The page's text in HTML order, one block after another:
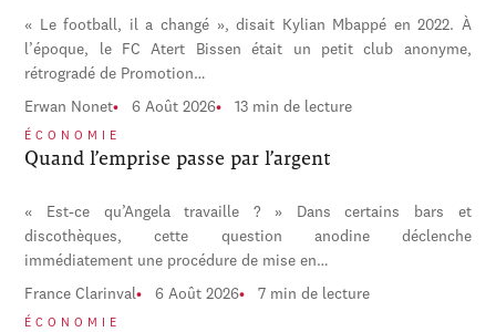
« Le football, il a changé », disait Kylian Mbappé en 2022. À
l’époque, le FC Atert Bissen était un petit club anonyme,
rétrogradé de Promotion…
Erwan Nonet 6 Août 2026 13 min de lecture
ÉCONOMIE
Quand l’emprise passe par l’argent
« Est-ce qu’Angela travaille ? » Dans certains bars et
discothèques, cette question anodine déclenche
immédiatement une procédure de mise en…
France Clarinval 6 Août 2026 7 min de lecture
ÉCONOMIE